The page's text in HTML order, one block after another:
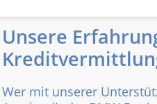
Unsere
Wer mit unserer